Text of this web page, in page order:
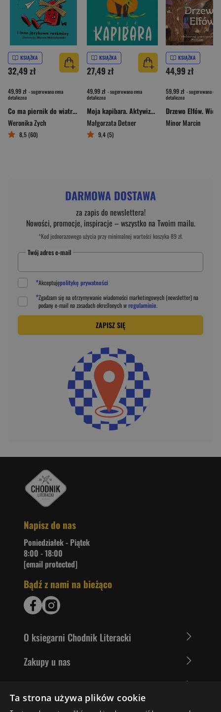
KSIĄŻKA
32,49 zł
49,99 zł - sugerowana cena
detaliczna
Co ma piernik do wiatraka i inne językowe rozkminy
Weronika Zych
8,5 (60)
KSIĄŻKA
27,49 zł
49,99 zł - sugerowana cena
detaliczna
Moja kapibara. Aktywizująca książka dla dzieci
Małgorzata Detner
9,4 (5)
KSIĄŻKA
44,99 zł
59,99 zł - sugerowana cena
detaliczna
Minor Marcin
DARMOWA DOSTAWA
za zapis do newslettera!
Nowości, promocje, inspiracje – wszystko na Twoim mailu.
*Kod jednorazowego użycia przy minimalnej wartości koszyka 89 zł.
Twój adres e-mail
*Akceptujępolitykę prywatności
*Zgadzam się na otrzymywanie wiadomości marketingowych (newsletter) na
podanye-mail na zasadach określonych wregulaminie.
ZAPISZ SIĘ
Napisz do nas
Poniedziałek - Piątek
8:00 - 18:00
[email protected]
Bądź z nami na bieżąco
O ksiegarni Chodnik Literacki
Zakupy u nas
Ta strona używa plików cookie